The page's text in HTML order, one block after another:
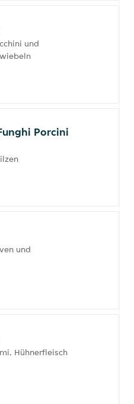
und
Porcini
und
Hühnerfleisch